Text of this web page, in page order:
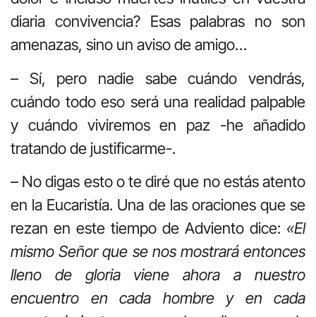
diaria convivencia? Esas palabras no son
amenazas, sino un aviso de amigo…
– Sí, pero nadie sabe cuándo vendrás,
cuándo todo eso será una realidad palpable
y cuándo viviremos en paz -he añadido
tratando de justificarme-.
– No digas esto o te diré que no estás atento
en la Eucaristía. Una de las oraciones que se
rezan en este tiempo de Adviento dice: «El
mismo Señor que se nos mostrará entonces
lleno de gloria viene ahora a nuestro
encuentro en cada hombre y en cada